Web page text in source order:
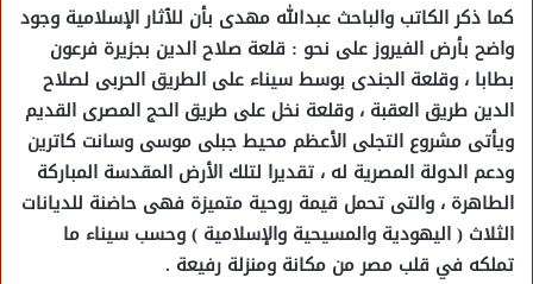
كما ذكر الكاتب والباحث عبدالله مهدى بأن للٱثار الإسلامية وجود
واضح بأرض الفيروز على نحو : قلعة صلاح الدين بجزيرة فرعون
بطابا ، وقلعة الجندى بوسط سيناء على الطريق الحربى لصلاح
الدين طريق العقبة ، وقلعة نخل على طريق الحج المصرى القديم
ويأتى مشروع التجلى الأعظم محيط جبلى موسى وسانت كاترين
ودعم الدولة المصرية له ، تقديرا لتلك الأرض المقدسة المباركة
الطاهرة ، والتى تحمل قيمة روحية متميزة فهى حاضنة للديانات
الثلاث ( اليهودية والمسيحية والإسلامية ) وحسب سيناء ما
تملكه في قلب مصر من مكانة ومنزلة رفيعة .